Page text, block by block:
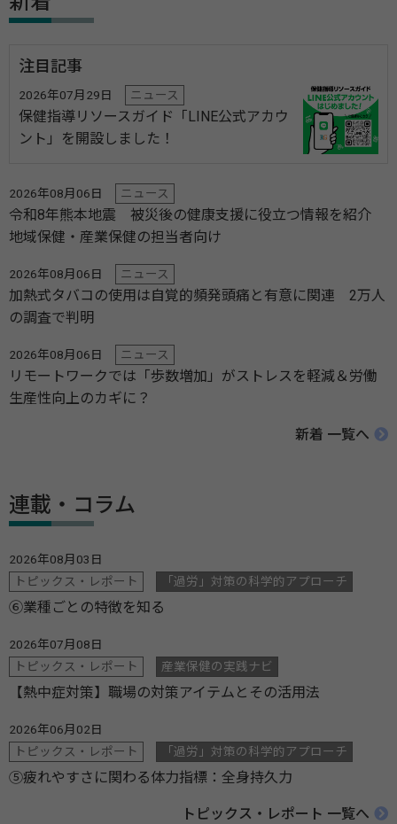
注目記事
2026年07月29日 ニュース
保健指導リソースガイド「LINE公式アカウ
ント」を開設しました！
2026年08月06日 ニュース
令和8年熊本地震 被災後の健康支援に役立つ情報を紹介
地域保健・産業保健の担当者向け
2026年08月06日 ニュース
加熱式タバコの使用は自覚的頻発頭痛と有意に関連 2万人
の調査で判明
2026年08月06日 ニュース
リモートワークでは「歩数増加」がストレスを軽減＆労働
生産性向上のカギに？
新着 一覧へ
連載・コラム
2026年08月03日
トピックス・レポート
「過労」対策の科学的アプローチ
⑥業種ごとの特徴を知る
2026年07月08日
トピックス・レポート
産業保健の実践ナビ
【熱中症対策】職場の対策アイテムとその活用法
2026年06月02日
トピックス・レポート
「過労」対策の科学的アプローチ
⑤疲れやすさに関わる体力指標：全身持久力
トピックス・レポート 一覧へ